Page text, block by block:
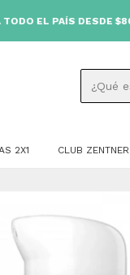
DESDE $80.000 🚚
2X1 CLUB ZENTNER